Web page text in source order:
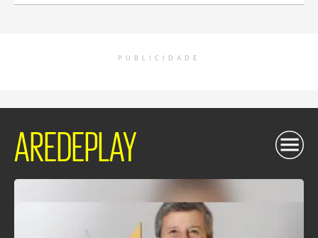
PUBLICIDADE
AREDEPLAY